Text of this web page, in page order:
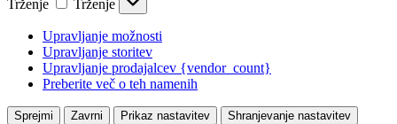
Trženje
Trženje
Upravljanje možnosti
Upravljanje storitev
Upravljanje prodajalcev {vendor_count}
Preberite več o teh namenih
Sprejmi Zavrni Prikaz nastavitev Shranjevanje nastavitev